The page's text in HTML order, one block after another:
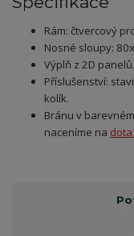
Rám: čtvercový
Nosné sloupy:
Výplň z 2D panelů.
Příslušenství:
kolík.
Bránu v barevném
naceníme na